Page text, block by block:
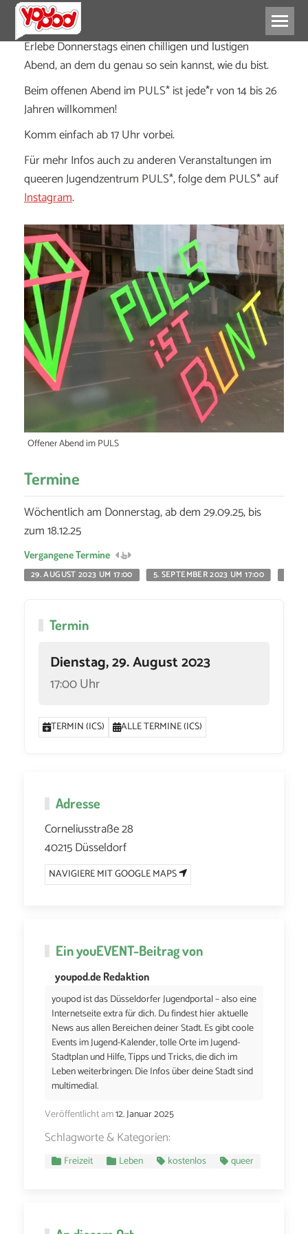
Erlebe Donnerstags einen chilligen und lustigen
Abend, an dem du genau so sein kannst, wie du bist.
Beim offenen Abend im PULS* ist jede*r von 14 bis 26
Jahren willkommen!
Komm einfach ab 17 Uhr vorbei.
Für mehr Infos auch zu anderen Veranstaltungen im
queeren Jugendzentrum PULS*, folge dem PULS* auf
Instagram.
Offener Abend im PULS
Termine
Wöchentlich am Donnerstag, ab dem 29.09.25, bis
zum 18.12.25
Vergangene Termine
29. AUGUST 2023 UM 17:00
5. SEPTEMBER 2023 UM 17:00
Termin
Dienstag, 29. August 2023
17:00 Uhr
TERMIN (ICS) ALLE TERMINE (ICS)
Adresse
Corneliusstraße 28
40215 Düsseldorf
NAVIGIERE MIT GOOGLE MAPS
EinyouEVENT-Beitrag von
youpod.de Redaktion
youpod ist das Düsseldorfer Jugendportal – also eine
Internetseite extra für dich. Du findest hier aktuelle
News aus allen Bereichen deiner Stadt. Es gibt coole
Events im Jugend-Kalender, tolle Orte im Jugend-
Stadtplan und Hilfe, Tipps und Tricks, die dich im
Leben weiterbringen. Die Infos über deine Stadt sind
multimedial.
Veröffentlicht am12. Januar 2025
Schlagworte & Kategorien:
Freizeit Leben kostenlos queer